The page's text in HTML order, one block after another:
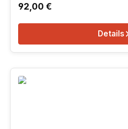
Regulärer Preis:
92,00 €
Details